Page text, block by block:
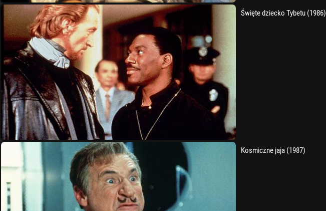
Święte dziecko Tybetu (1986)
Kosmiczne jaja (1987)